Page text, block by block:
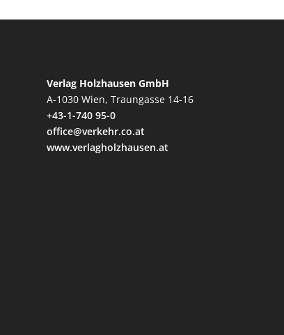
Verlag Holzhausen GmbH
A-1030 Wien, Traungasse 14-16
+43-1-740 95-0
office@verkehr.co.at
www.verlagholzhausen.at